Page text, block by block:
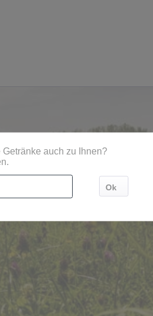
Postleitzahl-Gebieten geliefert